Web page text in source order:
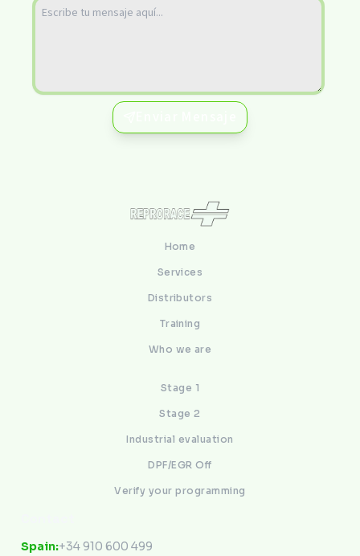
Home
Services
Distributors
Training
Who we are
Stage 1
Stage 2
Industrial evaluation
DPF/EGR Off
Verify your programming
Spain:+34 910 600 499